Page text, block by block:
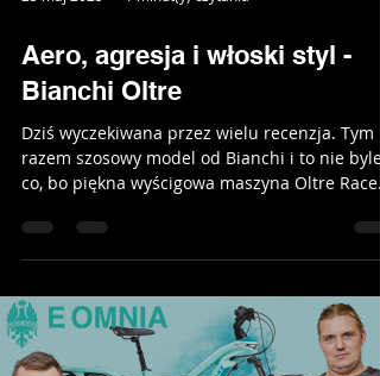
Load video
25 maj 2025 1 minut(y) czytania
Aero, agresja i włoski styl -
Bianchi Oltre
Dziś wyczekiwana przez wielu recenzja. Tym
razem szosowy model od Bianchi i to nie byle
co, bo piękna wyścigowa maszyna Oltre Race.